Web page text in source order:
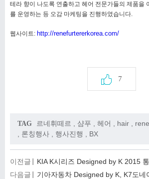
테라 향이 나도록 연출하고 헤어 전문가들의 제품을
를 운영하는 등 오감 마케팅을 진행하였습니다.
웹사이트: http://renefurtererkorea.com/
7
TAG 르네휘떼르 샴푸 헤어 hair rene
론칭행사 행사진행 BX
이전글
KIA K시리즈 Designed by K 2015
다음글
기아자동차 Designed by K, K7도네